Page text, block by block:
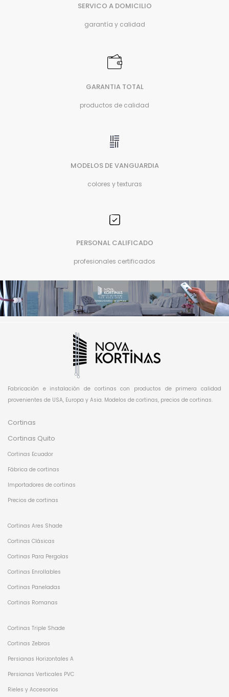
SERVICO A DOMICILIO
garantía y calidad
GARANTIA TOTAL
productos de calidad
MODELOS DE VANGUARDIA
colores y texturas
PERSONAL CALIFICADO
profesionales certificados
Fabricación e instalación de cortinas con productos de primera calidad
provenientes de USA, Europa y Asia. Modelos de cortinas, precios de cortinas.
Cortinas
Cortinas Quito
Cortinas Ecuador
Fábrica de cortinas
Importadores de cortinas
Precios de cortinas
Cortinas Ares Shade
Cortinas Clásicas
Cortinas Para Pergolas
Cortinas Enrollables
Cortinas Paneladas
Cortinas Romanas
Cortinas Triple Shade
Cortinas Zebras
Persianas Horizontales A
Persianas Verticales PVC
Rieles y Accesorios